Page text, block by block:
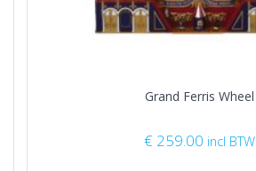
Grand Ferris Wheel
€ 259.00 incl BTW